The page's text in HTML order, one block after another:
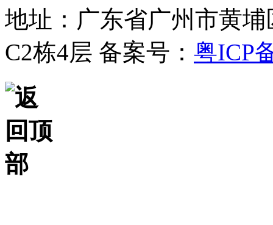
地址：广东省广州市黄
C2栋4层 备案号： 粤ICP